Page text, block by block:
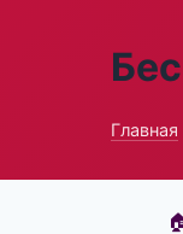
Главная